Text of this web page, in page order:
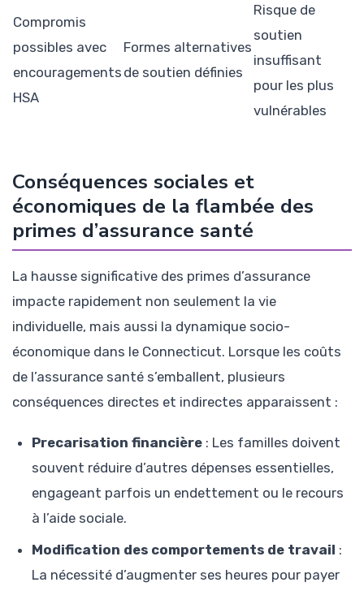
Compromis
possibles avec
encouragements
HSA
Formes alternatives
de soutien définies
Risque de
soutien
insuffisant
pour les plus
vulnérables
Conséquences sociales et
économiques de la flambée des
primes d’assurance santé
La hausse significative des primes d’assurance
impacte rapidement non seulement la vie
individuelle, mais aussi la dynamique socio-
économique dans le Connecticut. Lorsque les coûts
de l’assurance santé s’emballent, plusieurs
conséquences directes et indirectes apparaissent :
Precarisation financière : Les familles doivent
souvent réduire d’autres dépenses essentielles,
engageant parfois un endettement ou le recours
à l’aide sociale.
Modification des comportements de travail :
La nécessité d’augmenter ses heures pour payer